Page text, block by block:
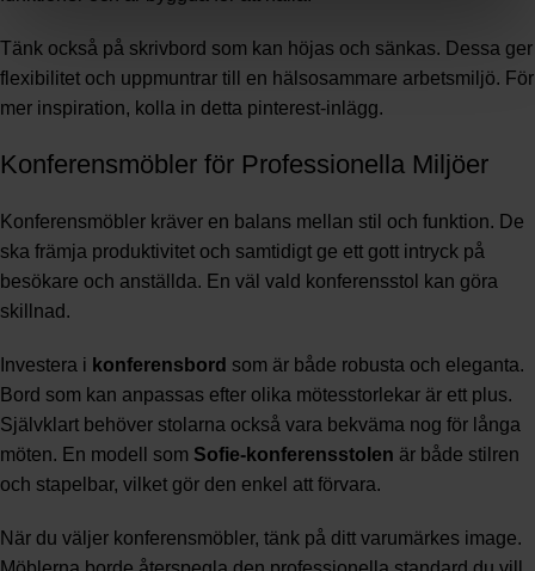
Tänk också på skrivbord som kan höjas och sänkas. Dessa ger
flexibilitet och uppmuntrar till en hälsosammare arbetsmiljö. För
mer inspiration, kolla in detta pinterest-inlägg.
Konferensmöbler för Professionella Miljöer
Konferensmöbler kräver en balans mellan stil och funktion. De
ska främja produktivitet och samtidigt ge ett gott intryck på
besökare och anställda. En väl vald konferensstol kan göra
skillnad.
Investera i konferensbord som är både robusta och eleganta.
Bord som kan anpassas efter olika mötesstorlekar är ett plus.
Självklart behöver stolarna också vara bekväma nog för långa
möten. En modell som Sofie-konferensstolen är både stilren
och stapelbar, vilket gör den enkel att förvara.
När du väljer konferensmöbler, tänk på ditt varumärkes image.